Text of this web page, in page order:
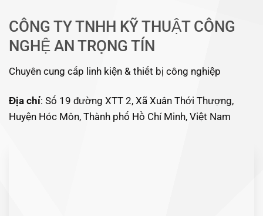
CÔNG TY TNHH KỸ THUẬT CÔNG
NGHỆ AN TRỌNG TÍN
Chuyên cung cấp linh kiện & thiết bị công nghiệp
Địa chỉ: Số 19 đường XTT 2, Xã Xuân Thới Thượng,
Huyện Hóc Môn, Thành phố Hồ Chí Minh, Việt Nam